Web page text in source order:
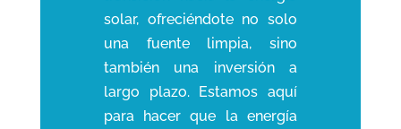
solar, ofreciéndote no solo
una fuente limpia, sino
también una inversión a
largo plazo. Estamos aquí
para hacer que la energía